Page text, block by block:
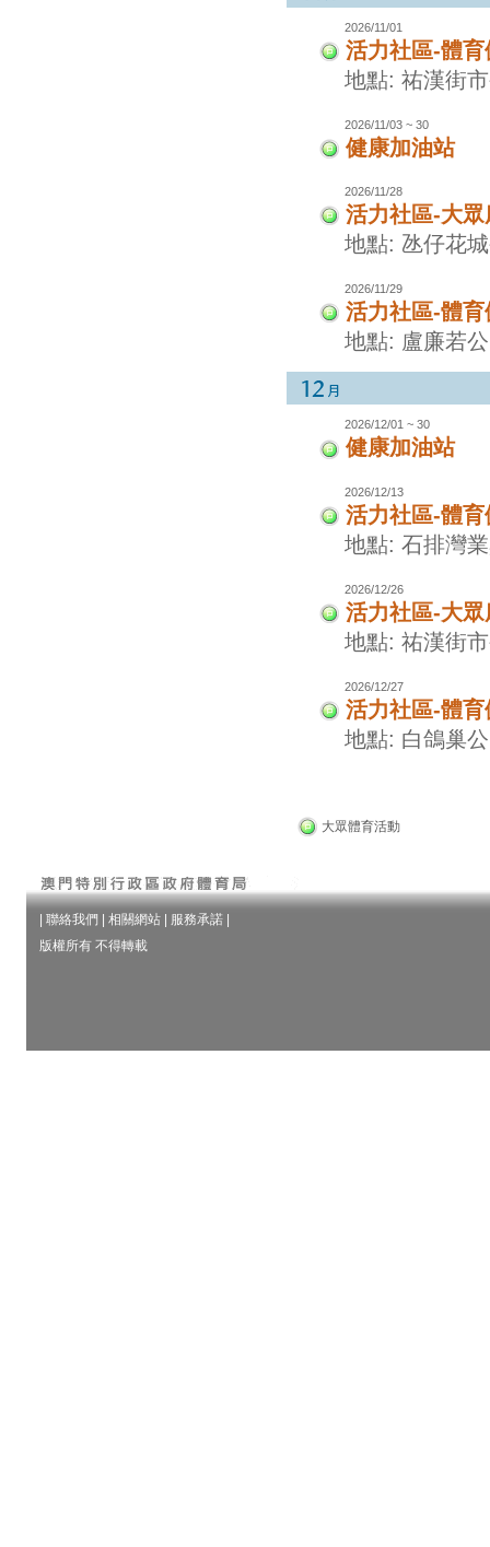
2026/11/01
活力社區-體
地點: 祐漢街
2026/11/03 ~ 30
健康加油站
2026/11/28
活力社區-大眾
地點: 氹仔花
2026/11/29
活力社區-體
地點: 盧廉若
2026/12/01 ~ 30
健康加油站
2026/12/13
活力社區-體
地點: 石排灣
2026/12/26
活力社區-大眾
地點: 祐漢街
2026/12/27
活力社區-體
地點: 白鴿巢
大眾體育活動
聯絡我們 相關網站 服務承諾
版權所有 不得轉載